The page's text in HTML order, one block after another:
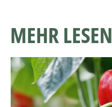
MEHR LESEN